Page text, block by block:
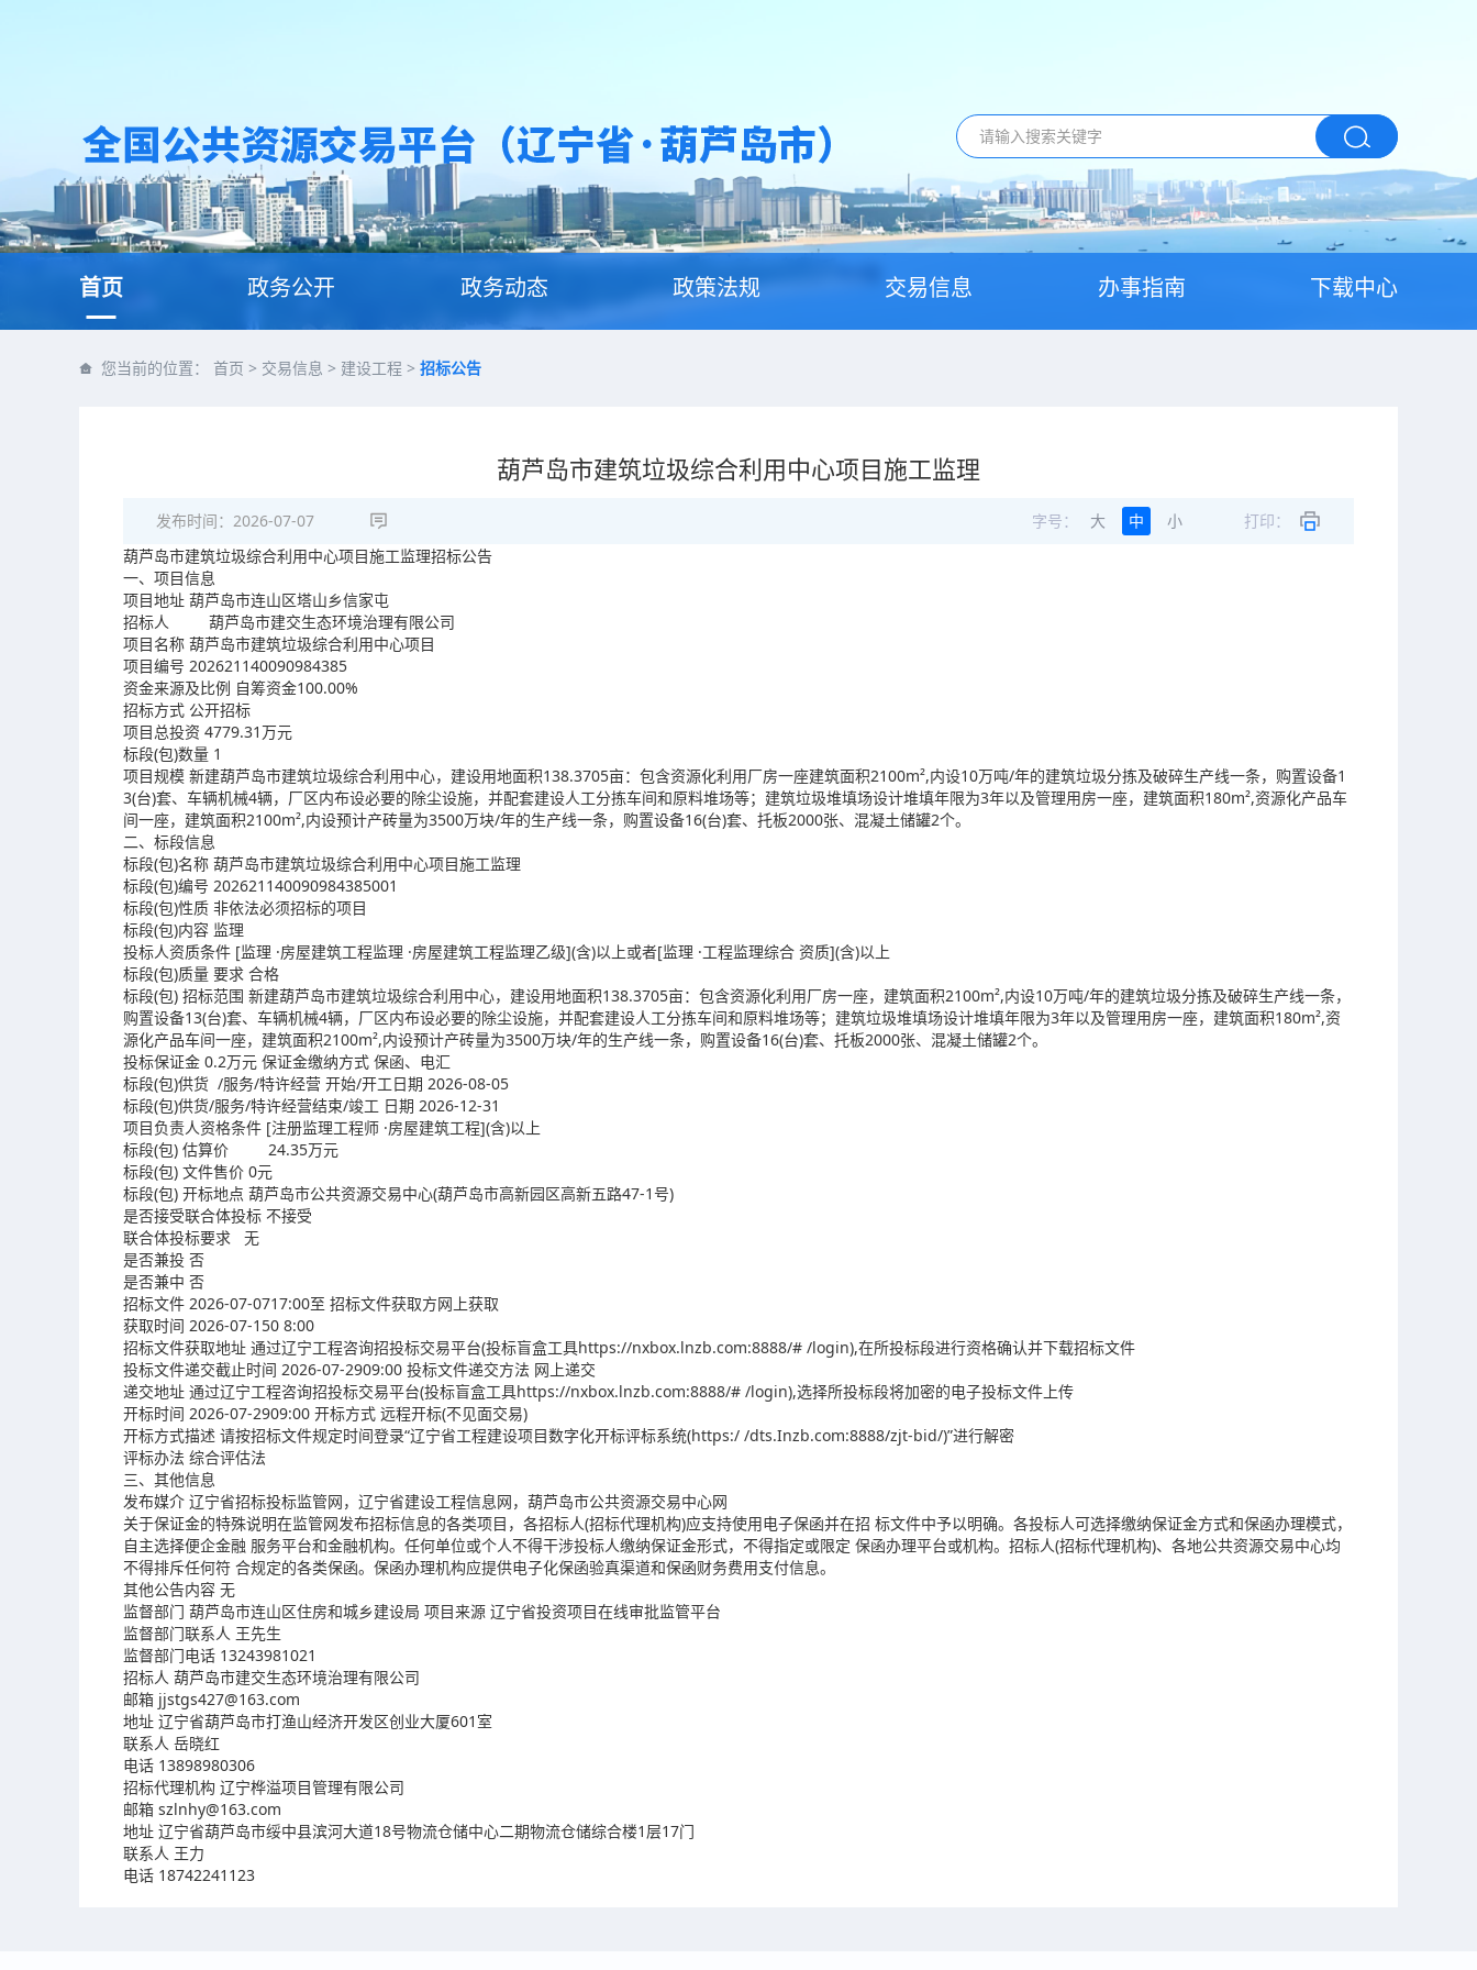
首页 政务公开 政务动态 政策法规 交易信息 办事指南 下载中心
您当前的位置： 首页 > 交易信息 > 建设工程 > 招标公告
葫芦岛市建筑垃圾综合利用中心项目施工监理
发布时间： 2026-07-07 字号： 大 中 小
打印：
葫芦岛市建筑垃圾综合利用中心项目施工监理招标公告
一、项目信息
项目地址 葫芦岛市连山区塔山乡信家屯
招标人 葫芦岛市建交生态环境治理有限公司
项目名称 葫芦岛市建筑垃圾综合利用中心项目
项目编号 202621140090984385
资金来源及比例 自筹资金100.00%
招标方式 公开招标
项目总投资 4779.31万元
标段(包)数量 1
项目规模 新建葫芦岛市建筑垃圾综合利用中心，建设用地面积138.3705亩：包含资源化利用厂房一座建筑面积2100m²,内设10万吨/年的建筑垃圾分拣及破碎生产线一条，购置设备1
3(台)套、车辆机械4辆，厂区内布设必要的除尘设施，并配套建设人工分拣车间和原料堆场等；建筑垃圾堆填场设计堆填年限为3年以及管理用房一座，建筑面积180m²,资源化产品车
间一座，建筑面积2100m²,内设预计产砖量为3500万块/年的生产线一条，购置设备16(台)套、托板2000张、混凝土储罐2个。
二、标段信息
标段(包)名称 葫芦岛市建筑垃圾综合利用中心项目施工监理
标段(包)编号 202621140090984385001
标段(包)性质 非依法必须招标的项目
标段(包)内容 监理
投标人资质条件 [监理 ·房屋建筑工程监理 ·房屋建筑工程监理乙级](含)以上或者[监理 ·工程监理综合 资质](含)以上
标段(包)质量 要求 合格
标段(包) 招标范围 新建葫芦岛市建筑垃圾综合利用中心，建设用地面积138.3705亩：包含资源化利用厂房一座，建筑面积2100m²,内设10万吨/年的建筑垃圾分拣及破碎生产线一条，
购置设备13(台)套、车辆机械4辆，厂区内布设必要的除尘设施，并配套建设人工分拣车间和原料堆场等；建筑垃圾堆填场设计堆填年限为3年以及管理用房一座，建筑面积180m²,资
源化产品车间一座，建筑面积2100m²,内设预计产砖量为3500万块/年的生产线一条，购置设备16(台)套、托板2000张、混凝土储罐2个。
投标保证金 0.2万元 保证金缴纳方式 保函、电汇
标段(包)供货 /服务/特许经营 开始/开工日期 2026-08-05
标段(包)供货/服务/特许经营结束/竣工 日期 2026-12-31
项目负责人资格条件 [注册监理工程师 ·房屋建筑工程](含)以上
标段(包) 估算价 24.35万元
标段(包) 文件售价 0元
标段(包) 开标地点 葫芦岛市公共资源交易中心(葫芦岛市高新园区高新五路47-1号)
是否接受联合体投标 不接受
联合体投标要求 无
是否兼投 否
是否兼中 否
招标文件 2026-07-0717:00至 招标文件获取方网上获取
获取时间 2026-07-150 8:00
招标文件获取地址 通过辽宁工程咨询招投标交易平台(投标盲盒工具https://nxbox.lnzb.com:8888/# /login),在所投标段进行资格确认并下载招标文件
投标文件递交截止时间 2026-07-2909:00 投标文件递交方法 网上递交
递交地址 通过辽宁工程咨询招投标交易平台(投标盲盒工具https://nxbox.lnzb.com:8888/# /login),选择所投标段将加密的电子投标文件上传
开标时间 2026-07-2909:00 开标方式 远程开标(不见面交易)
开标方式描述 请按招标文件规定时间登录“辽宁省工程建设项目数字化开标评标系统(https:/ /dts.Inzb.com:8888/zjt-bid/)”进行解密
评标办法 综合评估法
三、其他信息
发布媒介 辽宁省招标投标监管网，辽宁省建设工程信息网，葫芦岛市公共资源交易中心网
关于保证金的特殊说明在监管网发布招标信息的各类项目，各招标人(招标代理机构)应支持使用电子保函并在招 标文件中予以明确。各投标人可选择缴纳保证金方式和保函办理模式，
自主选择便企金融 服务平台和金融机构。任何单位或个人不得干涉投标人缴纳保证金形式，不得指定或限定 保函办理平台或机构。招标人(招标代理机构)、各地公共资源交易中心均
不得排斥任何符 合规定的各类保函。保函办理机构应提供电子化保函验真渠道和保函财务费用支付信息。
其他公告内容 无
监督部门 葫芦岛市连山区住房和城乡建设局 项目来源 辽宁省投资项目在线审批监管平台
监督部门联系人 王先生
监督部门电话 13243981021
招标人 葫芦岛市建交生态环境治理有限公司
邮箱 jjstgs427@163.com
地址 辽宁省葫芦岛市打渔山经济开发区创业大厦601室
联系人 岳晓红
电话 13898980306
招标代理机构 辽宁桦溢项目管理有限公司
邮箱 szlnhy@163.com
地址 辽宁省葫芦岛市绥中县滨河大道18号物流仓储中心二期物流仓储综合楼1层17门
联系人 王力
电话 18742241123